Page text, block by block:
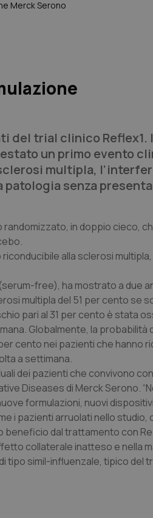
Merck Serono
del trial clinico Reflex1.
un primo evento
multipla,
patologia senza
randomizzato, in doppio cieco,
alla sclerosi multipla,
free), ha mostrato a due
multipla del 51 per cento se
pari al 31 per cento è stata
Globalmente, la probabilità
cento nei pazienti che hanno
a settimana.
dei pazienti che convivono
Diseases di Merck Serono.
formulazioni, nuovi
i pazienti arruolati nello studio,
dal trattamento con
collaterale inatteso e nella
tipo simil-influenzale, tipico del